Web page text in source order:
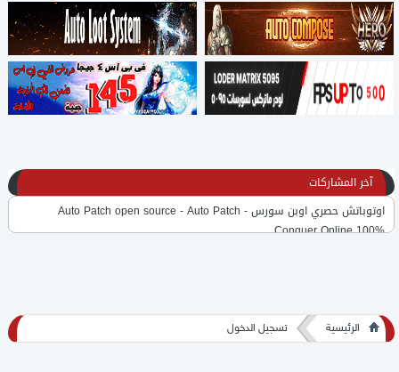
آخر المشاركات
اوتوباتش حصري اوبن سورس - Auto Patch open source - Auto Patch
Conquer Online 100%
حرب الجيلد وي الديبوتي وي الميبير
الرئيسية تسجيل الدخول